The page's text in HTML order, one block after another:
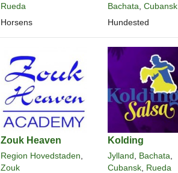
Rueda
Horsens
Bachata Cubansk
Hundested
Zouk Heaven
Region Hovedstaden
Zouk
Kolding
Jylland Bachata
Cubansk, Rueda